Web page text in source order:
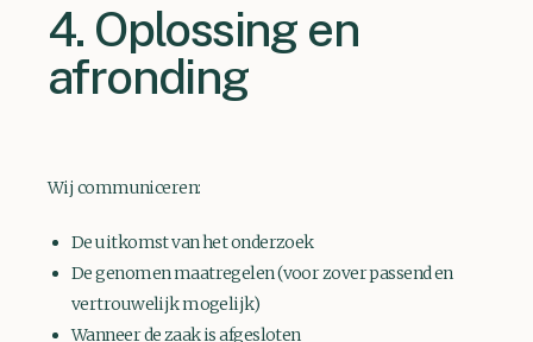
4. Oplossing en
afronding
Wij communiceren:
De uitkomst van het onderzoek
De genomen maatregelen (voor zover passend en
vertrouwelijk mogelijk)
Wanneer de zaak is afgesloten